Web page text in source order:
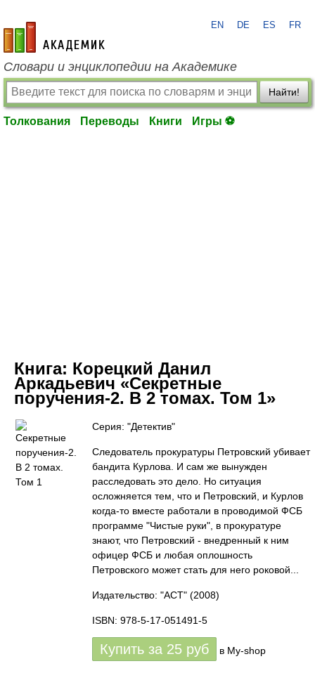
academic.ru
EN DE ES FR
Словари и энциклопедии на Академике
Найти!
Толкования Переводы Книги Игры ⚽
Книга: Корецкий Данил
Аркадьевич «Секретные
поручения-2. В 2 томах. Том 1»
Серия: "Детектив"
Следователь прокуратуры Петровский убивает
бандита Курлова. И сам же вынужден
расследовать это дело. Но ситуация
осложняется тем, что и Петровский, и Курлов
когда-то вместе работали в проводимой ФСБ
программе "Чистые руки", в прокуратуре
знают, что Петровский - внедренный к ним
офицер ФСБ и любая оплошность
Петровского может стать для него роковой...
Издательство: "АСТ" (2008)
ISBN: 978-5-17-051491-5
Купить за 25 руб в My-shop